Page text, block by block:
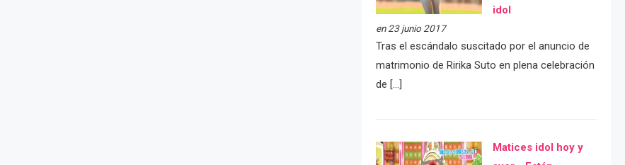
idol
en 23 junio 2017
Tras el escándalo suscitado por el anuncio de
matrimonio de Ririka Suto en plena celebración
de […]
Matices idol hoy y